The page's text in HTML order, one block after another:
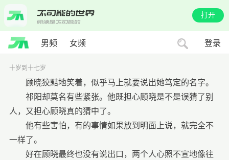
打开
男频 女频 登录
十岁到十七岁
顾晓狡黠地笑着，似乎马上就要说出她笃定的名字。
祁阳却莫名有些紧张。他既担心顾晓是不是误猜了别
人，又担心顾晓真的猜中了。
他有些害怕，有的事情如果放到明面上说，就完全不
一样了。
好在顾晓最终也没有说出口，两个人心照不宣地像往